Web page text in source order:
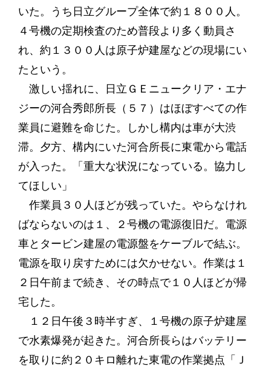
いた。うち日立グループ全体で約１８００人。
４号機の定期検査のため普段より多く動員さ
れ、約１３００人は原子炉建屋などの現場にい
たという。
激しい揺れに、日立ＧＥニュークリア・エナ
ジーの河合秀郎所長（５７）はほぼすべての作
業員に避難を命じた。しかし構内は車が大渋
滞。夕方、構内にいた河合所長に東電から電話
が入った。「重大な状況になっている。協力し
てほしい」
作業員３０人ほどが残っていた。やらなけれ
ばならないのは１、２号機の電源復旧だ。電源
車とタービン建屋の電源盤をケーブルで結ぶ。
電源を取り戻すためには欠かせない。作業は１
２日午前まで続き、その時点で１０人ほどが帰
宅した。
１２日午後３時半すぎ、１号機の原子炉建屋
で水素爆発が起きた。河合所長らはバッテリー
を取りに約２０キロ離れた東電の作業拠点「Ｊ